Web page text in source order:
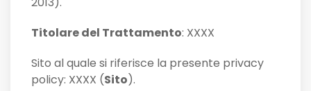
Titolare del Trattamento: XXXX
Sito al quale si riferisce la presente privacy
policy: XXXX (Sito).